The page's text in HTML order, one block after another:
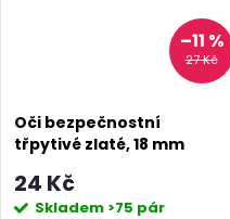
27 Kč
–11 %
Oči bezpečnostní
třpytivé zlaté, 18 mm
24 Kč
Skladem >75 pár
Doprava a platby